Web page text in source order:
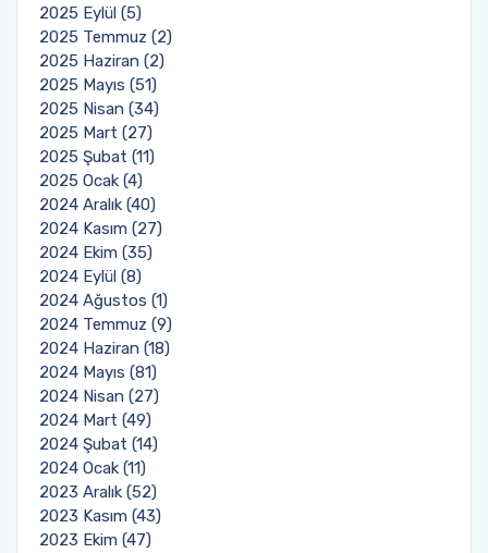
2025 Eylül (5)
2025 Temmuz (2)
2025 Haziran (2)
2025 Mayıs (51)
2025 Nisan (34)
2025 Mart (27)
2025 Şubat (11)
2025 Ocak (4)
2024 Aralık (40)
2024 Kasım (27)
2024 Ekim (35)
2024 Eylül (8)
2024 Ağustos (1)
2024 Temmuz (9)
2024 Haziran (18)
2024 Mayıs (81)
2024 Nisan (27)
2024 Mart (49)
2024 Şubat (14)
2024 Ocak (11)
2023 Aralık (52)
2023 Kasım (43)
2023 Ekim (47)